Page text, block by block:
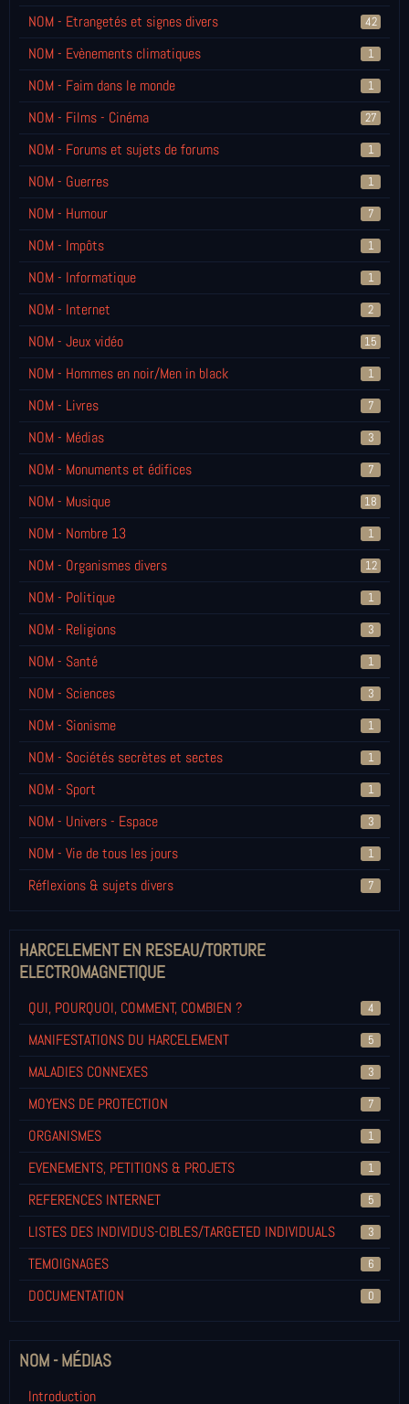
NOM - Etrangetés et signes divers 42
NOM - Evènements climatiques 1
NOM - Faim dans le monde 1
NOM - Films - Cinéma 27
NOM - Forums et sujets de forums 1
NOM - Guerres 1
NOM - Humour 7
NOM - Impôts 1
NOM - Informatique 1
NOM - Internet 2
NOM - Jeux vidéo 15
NOM - Hommes en noir/Men in black 1
NOM - Livres 7
NOM - Médias 3
NOM - Monuments et édifices 7
NOM - Musique 18
NOM - Nombre 13 1
NOM - Organismes divers 12
NOM - Politique 1
NOM - Religions 3
NOM - Santé 1
NOM - Sciences 3
NOM - Sionisme 1
NOM - Sociétés secrètes et sectes 1
NOM - Sport 1
NOM - Univers - Espace 3
NOM - Vie de tous les jours 1
Réflexions & sujets divers 7
HARCELEMENT EN RESEAU/TORTURE
ELECTROMAGNETIQUE
QUI, POURQUOI, COMMENT, COMBIEN ? 4
MANIFESTATIONS DU HARCELEMENT 5
MALADIES CONNEXES 3
MOYENS DE PROTECTION 7
ORGANISMES 1
EVENEMENTS, PETITIONS & PROJETS 1
REFERENCES INTERNET 5
LISTES DES INDIVIDUS-CIBLES/TARGETED INDIVIDUALS 3
TEMOIGNAGES 6
DOCUMENTATION 0
NOM - MÉDIAS
Introduction